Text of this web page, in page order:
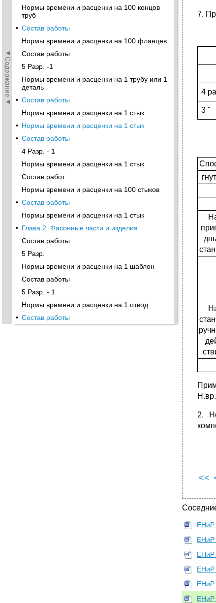
◄Содержание◄
Нормы времени и расценки на 100 концов
труб
• Состав работы
Нормы времени и расценки на 100 фланцев
Состав работы
5 Разр. -1
Нормы времени и расценки на 1 трубу или 1
деталь
• Состав работы
Нормы времени и расценки на 1 стык
• Нормы времени и расценки на 1 стык
• Состав работы
4 Разр. - 1
Нормы времени и расценки на 1 стык
Состав работ
Нормы времени и расценки на 100 стыков
• Состав работы
Нормы времени и расценки на 1 стык
• Глава 2. Фасонные части и изделия
Состав работы
5 Разр.
Нормы времени и расценки на 1 шаблон
Состав работы
5 Разр. - 1
Нормы времени и расценки на 1 отвод
• Состав работы
7.
4
3 "
2.
<<
ЕНиР
ЕНиР
ЕНиР
ЕНиР
ЕНиР
ЕНиР